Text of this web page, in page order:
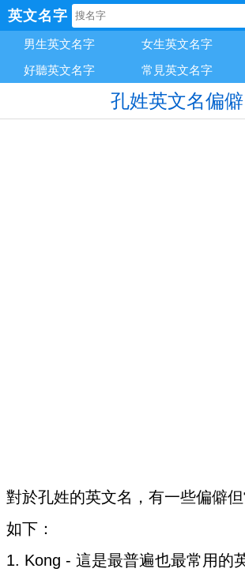
英文名字
男生英文名字 女生英文名字
好聽英文名字
常見英文名字
孔姓英文名偏僻
對於孔姓的英文名，有一些偏僻但
如下：
1. Kong - 這是最普遍也最常用的